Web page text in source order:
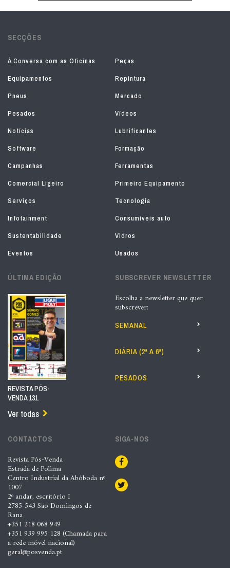
SECÇÕES
À Conversa com as Oficinas
Peças
Equipamentos
Repintura
Pneus
Mercado
Pesados
Vídeos
Notícias
Lubrificantes
Software
Formação
Campanhas
Ferramentas
Comercial Ligeiro
Primeiro Equipamento
Serviços
Tecnologia
Infotainment
Consumíveis auto
Sustentabilidade
Vidros
Eventos
Usados
ÚLTIMA EDIÇÃO
REVISTA PÓS-
VENDA 131
Ver todas
SUBSCREVER NEWSLETTER
Escolha a newsletter que quer
subscrever:
SEMANAL
DIÁRIA (2ª A 6ª)
PESADOS
CONTACTOS
Revista Pós-Venda
Estrada de Polima
Centro Industrial da Abóboda nº
1007
2º andar, escritório I
2785-543 São Domingos de
Rana
+351 218 068 949
+351 939 995 128 (Chamada para
a rede móvel nacional)
geral@posvenda.pt
SIGA-NOS